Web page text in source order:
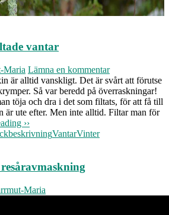
vantar
Maria Lämna en kommentar
är alltid vanskligt. Det är svårt att förutse
Så var beredd på överraskningar!
töja och dra i det som filtats, för att få till
är ute efter. Men inte alltid. Filtar man för
››
VantarVinter
Maria